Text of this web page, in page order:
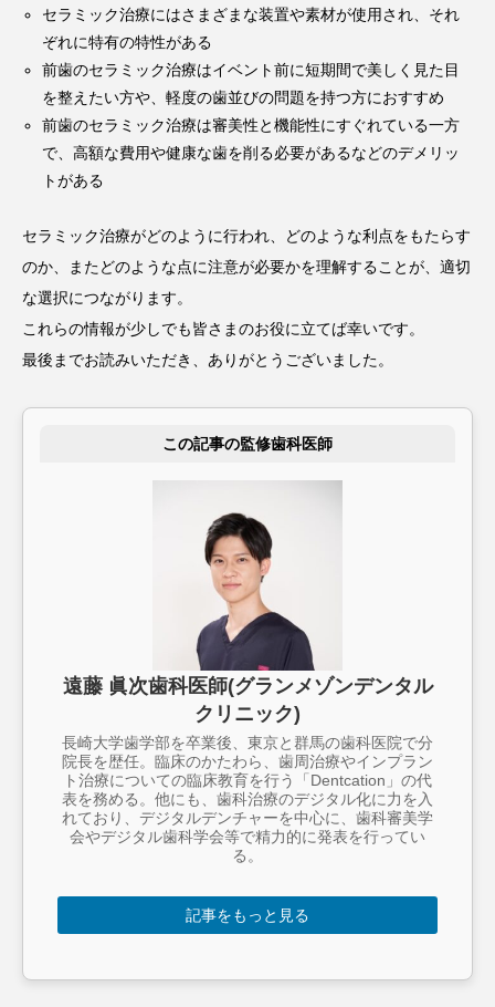
セラミック治療にはさまざまな装置や素材が使用され、それ
ぞれに特有の特性がある
前歯のセラミック治療はイベント前に短期間で美しく見た目
を整えたい方や、軽度の歯並びの問題を持つ方におすすめ
前歯のセラミック治療は審美性と機能性にすぐれている一方
で、高額な費用や健康な歯を削る必要があるなどのデメリッ
トがある
セラミック治療がどのように行われ、どのような利点をもたらす
のか、またどのような点に注意が必要かを理解することが、適切
な選択につながります。
これらの情報が少しでも皆さまのお役に立てば幸いです。
最後までお読みいただき、ありがとうございました。
この記事の監修歯科医師
遠藤 眞次歯科医師(グランメゾンデンタル
クリニック)
長崎大学歯学部を卒業後、東京と群馬の歯科医院で分
院長を歴任。臨床のかたわら、歯周治療やインプラン
ト治療についての臨床教育を行う「Dentcation」の代
表を務める。他にも、歯科治療のデジタル化に力を入
れており、デジタルデンチャーを中心に、歯科審美学
会やデジタル歯科学会等で精力的に発表を行ってい
る。
記事をもっと見る